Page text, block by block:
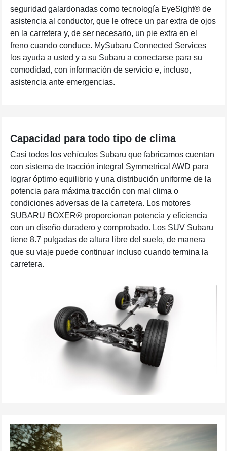
seguridad galardonadas como tecnología EyeSight® de
asistencia al conductor, que le ofrece un par extra de ojos
en la carretera y, de ser necesario, un pie extra en el
freno cuando conduce. MySubaru Connected Services
los ayuda a usted y a su Subaru a conectarse para su
comodidad, con información de servicio e, incluso,
asistencia ante emergencias.
Capacidad para todo tipo de clima
Casi todos los vehículos Subaru que fabricamos cuentan
con sistema de tracción integral Symmetrical AWD para
lograr óptimo equilibrio y una distribución uniforme de la
potencia para máxima tracción con mal clima o
condiciones adversas de la carretera. Los motores
SUBARU BOXER® proporcionan potencia y eficiencia
con un diseño duradero y comprobado. Los SUV Subaru
tiene 8.7 pulgadas de altura libre del suelo, de manera
que su viaje puede continuar incluso cuando termina la
carretera.